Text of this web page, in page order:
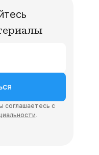
соглашаетесь с
.